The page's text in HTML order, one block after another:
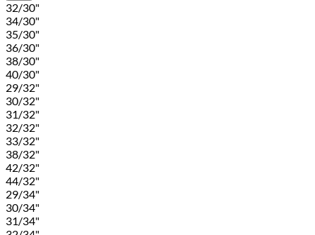
32/30"
34/30"
35/30"
36/30"
38/30"
40/30"
29/32"
30/32"
31/32"
32/32"
33/32"
38/32"
42/32"
44/32"
29/34"
30/34"
31/34"